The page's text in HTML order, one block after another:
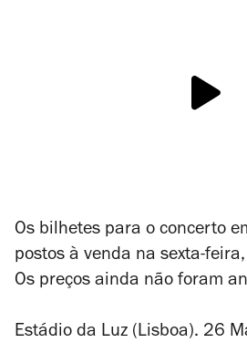
Os bilhetes para o concerto
postos à venda na sexta-
Os preços ainda não foram
Estádio da Luz (Lisboa). 26